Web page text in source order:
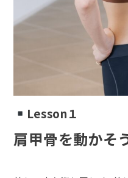
Lesson１
肩甲骨を動かそう